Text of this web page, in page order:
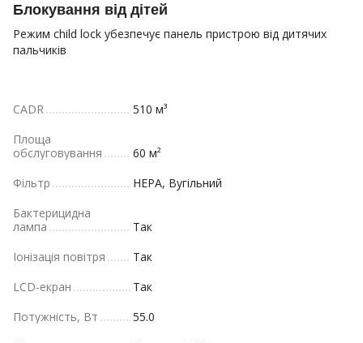
Блокування від дітей
Режим child lock убезпечує панель пристрою від дитячих
пальчиків
CADR
510 м³
Площа
обслуговування
60 м²
Фільтр
HEPA, Вугільний
Бактерицидна
лампа
Так
Іонізація повітря
Так
LCD-екран
Так
Потужність, Вт
55.0